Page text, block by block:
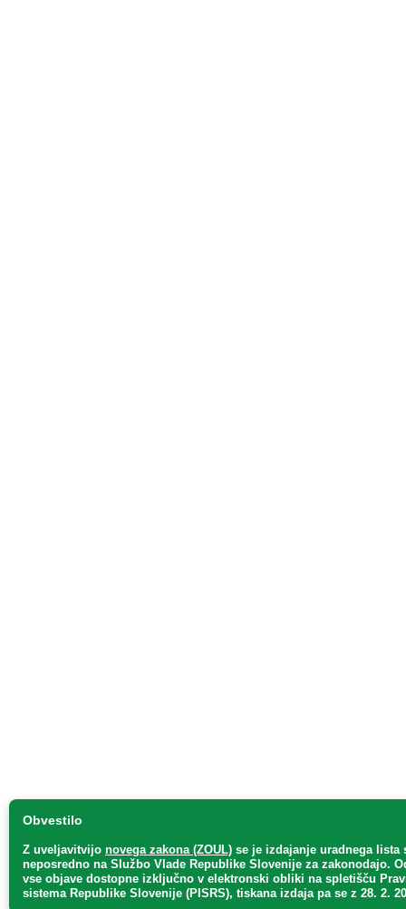
Obvestilo
Z uveljavitvijo novega zakona (ZOUL) se je izdajanje uradnega lista
neposredno na Službo Vlade Republike Slovenije za zakonodajo.
vse objave dostopne izključno v elektronski obliki na spletišču
sistema Republike Slovenije (PISRS), tiskana izdaja pa se z 28. 2.